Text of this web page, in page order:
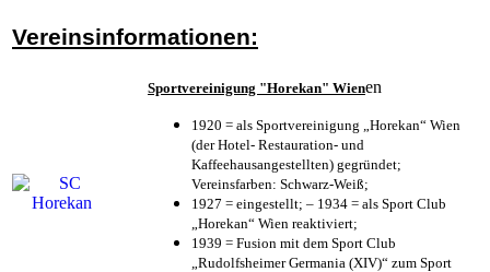
Vereinsinformationen:
Sportvereinigung "Horekan" Wienen
1920 = als Sportvereinigung „Horekan“ Wien
(der Hotel- Restauration- und
Kaffeehausangestellten) gegründet;
Vereinsfarben: Schwarz-Weiß;
1927 = eingestellt; – 1934 = als Sport Club
„Horekan“ Wien reaktiviert;
1939 = Fusion mit dem Sport Club
„Rudolfsheimer Germania (XIV)“ zum Sport